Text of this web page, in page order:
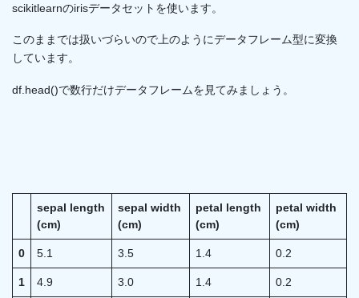
scikitlearnのirisデータセットを使います。
このままでは扱いづらいので上のようにデータフレーム型に変換
しています。
df.head()で数行だけデータフレームを見てみましょう。
sepal length
(cm)
sepal width
(cm)
petal length
(cm)
petal width
(cm)
0 5.1 3.5 1.4 0.2
1 4.9 3.0 1.4 0.2